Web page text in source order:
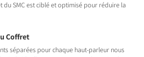
du SMC est ciblé et optimisé pour réduire la
Coffret
séparées pour chaque haut-parleur nous